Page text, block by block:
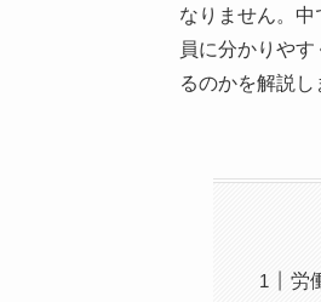
なりません。
員に分かりや
るのかを解説し
労